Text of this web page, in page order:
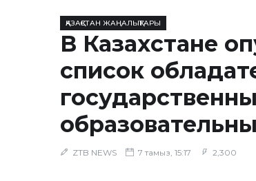
ҚАЗАҚСТАН ЖАҢАЛЫҚТАРЫ
В Казахстане
список
ZTB NEWS 7 тамыз, 15:17 2,300